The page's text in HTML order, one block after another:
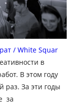
/ White Squar
в
В этом году
раз. За эти годы
за